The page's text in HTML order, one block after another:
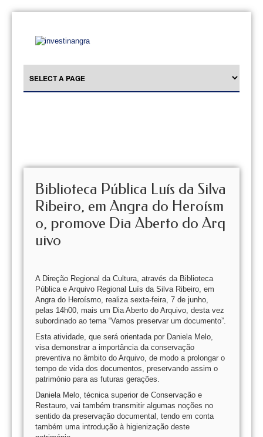
Biblioteca Pública Luís da Silva
Ribeiro, em Angra do Heroísm
o, promove Dia Aberto do Arq
uivo
A Direção Regional da Cultura, através da Biblioteca
Pública e Arquivo Regional Luís da Silva Ribeiro, em
Angra do Heroísmo, realiza sexta-feira, 7 de junho,
pelas 14h00, mais um Dia Aberto do Arquivo, desta vez
subordinado ao tema “Vamos preservar um documento”.
Esta atividade, que será orientada por Daniela Melo,
visa demonstrar a importância da conservação
preventiva no âmbito do Arquivo, de modo a prolongar o
tempo de vida dos documentos, preservando assim o
património para as futuras gerações.
Daniela Melo, técnica superior de Conservação e
Restauro, vai também transmitir algumas noções no
sentido da preservação documental, tendo em conta
também uma introdução à higienização deste